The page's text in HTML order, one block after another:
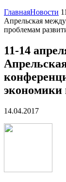
ГлавнаяНовости
Апрельская
проблемам
11-14
экономики
14.04.2017